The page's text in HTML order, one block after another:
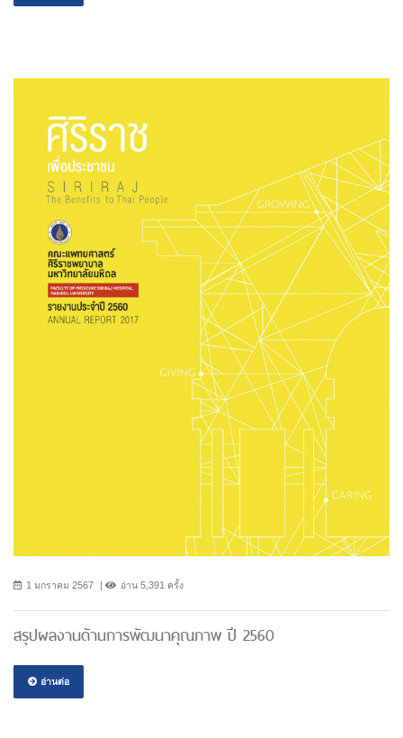
1 มกราคม 2567 อ่าน 5,391 ครั้ง
สรุปผลงานด้านการพัฒนาคุณภาพ ปี 2560
อ่านต่อ